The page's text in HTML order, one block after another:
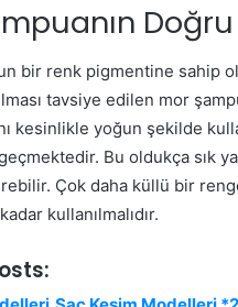
Doğru
bir renk pigmentine sahip
tavsiye edilen mor
kesinlikle yoğun şekilde
Bu oldukça sık
Çok daha küllü bir
kullanılmalıdır.